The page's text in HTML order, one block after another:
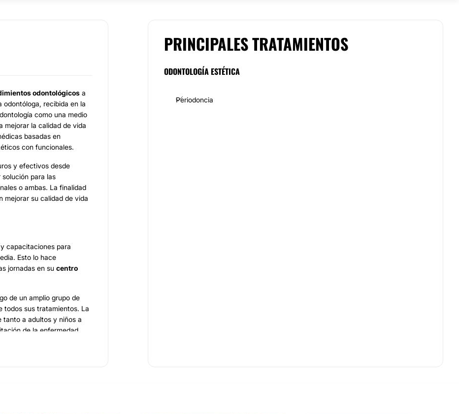
odontológicos a
recibida en la
como una medio
mejorar la calidad de vida
basadas en
con funcionales.
y efectivos desde
para las
o ambas. La finalidad
mejorar su calidad de vida
capacitaciones para
Esto lo hace
jornadas en su centro
de un amplio grupo de
todos sus tratamientos. La
tanto a adultos y niños a
de la enfermedad
la ortodoncia
y la radiología
PRINCIPALES TRATAMIENTOS
ODONTOLOGÍA ESTÉTICA
Periodoncia